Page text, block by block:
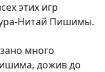
этих игр
Нитай Пишимы.
много
дожив до